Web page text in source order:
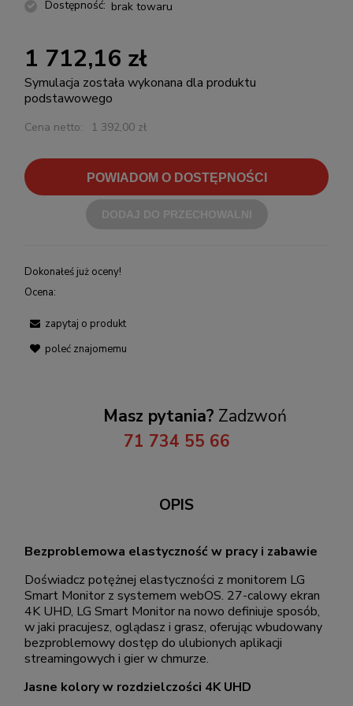
Dostępność: brak towaru
1 712,16 zł
Symulacja została wykonana dla produktu
podstawowego
Cena netto: 1 392,00 zł
POWIADOM O DOSTĘPNOŚCI
Dokonałeś już oceny!
Ocena:
zapytaj o produkt
poleć znajomemu
Masz pytania? Zadzwoń
71 734 55 66
OPIS
Bezproblemowa elastyczność w pracy i zabawie
Doświadcz potężnej elastyczności z monitorem LG
Smart Monitor z systemem webOS. 27-calowy ekran
4K UHD, LG Smart Monitor na nowo definiuje sposób,
w jaki pracujesz, oglądasz i grasz, oferując wbudowany
bezproblemowy dostęp do ulubionych aplikacji
streamingowych i gier w chmurze.
Jasne kolory w rozdzielczości 4K UHD